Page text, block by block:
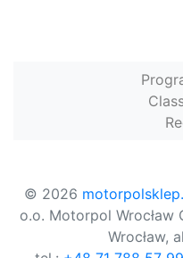
© 2026
o.o. Motorpol Wrocław
Wrocław,